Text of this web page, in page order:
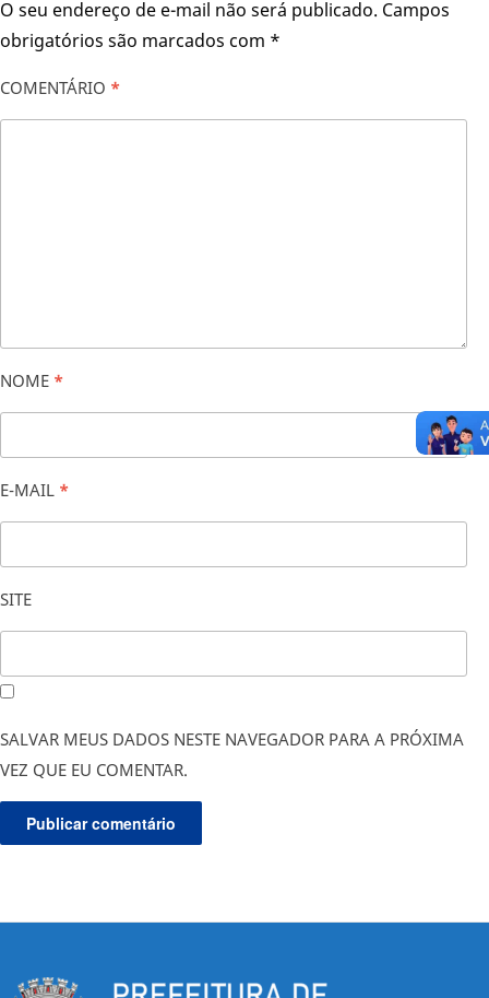
O seu endereço de e-mail não será publicado. Campos
obrigatórios são marcados com *
COMENTÁRIO *
NOME *
E-MAIL *
SITE
SALVAR MEUS DADOS NESTE NAVEGADOR PARA A PRÓXIMA
VEZ QUE EU COMENTAR.